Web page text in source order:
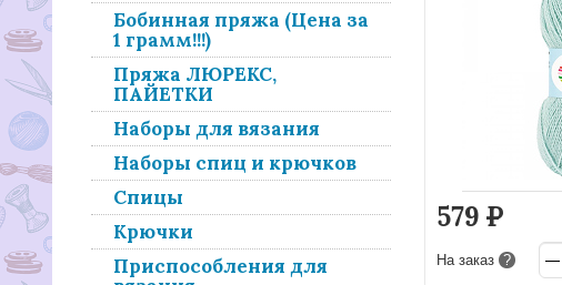
Бобинная пряжа (Цена за
1 грамм!!!)
Пряжа ЛЮРЕКС,
ПАЙЕТКИ
Наборы для вязания
Наборы спиц и крючков
Спицы
Крючки
Приспособления для
579 Р
На заказ ?